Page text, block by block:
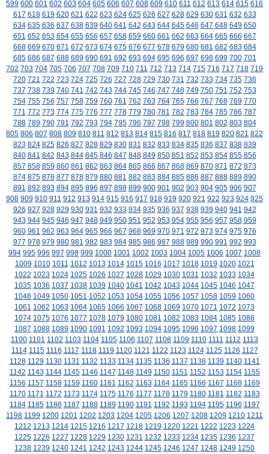
599 600 601 602 603 604 605 606 607 608 609 610 611 612 613 614 615 616
617 618 619 620 621 622 623 624 625 626 627 628 629 630 631 632 633
634 635 636 637 638 639 640 641 642 643 644 645 646 647 648 649 650
651 652 653 654 655 656 657 658 659 660 661 662 663 664 665 666 667
668 669 670 671 672 673 674 675 676 677 678 679 680 681 682 683 684
685 686 687 688 689 690 691 692 693 694 695 696 697 698 699 700 701
702 703 704 705 706 707 708 709 710 711 712 713 714 715 716 717 718 719
720 721 722 723 724 725 726 727 728 729 730 731 732 733 734 735 736
737 738 739 740 741 742 743 744 745 746 747 748 749 750 751 752 753
754 755 756 757 758 759 760 761 762 763 764 765 766 767 768 769 770
771 772 773 774 775 776 777 778 779 780 781 782 783 784 785 786 787
788 789 790 791 792 793 794 795 796 797 798 799 800 801 802 803 804
805 806 807 808 809 810 811 812 813 814 815 816 817 818 819 820 821 822
823 824 825 826 827 828 829 830 831 832 833 834 835 836 837 838 839
840 841 842 843 844 845 846 847 848 849 850 851 852 853 854 855 856
857 858 859 860 861 862 863 864 865 866 867 868 869 870 871 872 873
874 875 876 877 878 879 880 881 882 883 884 885 886 887 888 889 890
891 892 893 894 895 896 897 898 899 900 901 902 903 904 905 906 907
908 909 910 911 912 913 914 915 916 917 918 919 920 921 922 923 924 925
926 927 928 929 930 931 932 933 934 935 936 937 938 939 940 941 942
943 944 945 946 947 948 949 950 951 952 953 954 955 956 957 958 959
960 961 962 963 964 965 966 967 968 969 970 971 972 973 974 975 976
977 978 979 980 981 982 983 984 985 986 987 988 989 990 991 992 993
994 995 996 997 998 999 1000 1001 1002 1003 1004 1005 1006 1007 1008
1009 1010 1011 1012 1013 1014 1015 1016 1017 1018 1019 1020 1021
1022 1023 1024 1025 1026 1027 1028 1029 1030 1031 1032 1033 1034
1035 1036 1037 1038 1039 1040 1041 1042 1043 1044 1045 1046 1047
1048 1049 1050 1051 1052 1053 1054 1055 1056 1057 1058 1059 1060
1061 1062 1063 1064 1065 1066 1067 1068 1069 1070 1071 1072 1073
1074 1075 1076 1077 1078 1079 1080 1081 1082 1083 1084 1085 1086
1087 1088 1089 1090 1091 1092 1093 1094 1095 1096 1097 1098 1099
1100 1101 1102 1103 1104 1105 1106 1107 1108 1109 1110 1111 1112 1113
1114 1115 1116 1117 1118 1119 1120 1121 1122 1123 1124 1125 1126 1127
1128 1129 1130 1131 1132 1133 1134 1135 1136 1137 1138 1139 1140 1141
1142 1143 1144 1145 1146 1147 1148 1149 1150 1151 1152 1153 1154 1155
1156 1157 1158 1159 1160 1161 1162 1163 1164 1165 1166 1167 1168 1169
1170 1171 1172 1173 1174 1175 1176 1177 1178 1179 1180 1181 1182 1183
1184 1185 1186 1187 1188 1189 1190 1191 1192 1193 1194 1195 1196 1197
1198 1199 1200 1201 1202 1203 1204 1205 1206 1207 1208 1209 1210 1211
1212 1213 1214 1215 1216 1217 1218 1219 1220 1221 1222 1223 1224
1225 1226 1227 1228 1229 1230 1231 1232 1233 1234 1235 1236 1237
1238 1239 1240 1241 1242 1243 1244 1245 1246 1247 1248 1249 1250